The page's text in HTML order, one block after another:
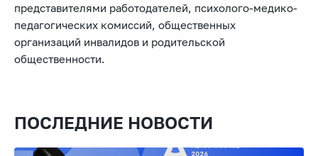
представителями работодателей, психолого-медико-
педагогических комиссий, общественных
организаций инвалидов и родительской
общественности.
ПОСЛЕДНИЕ НОВОСТИ